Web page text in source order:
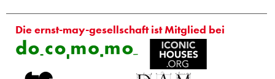
Die ernst-may-gesellschaft ist Mitglied bei